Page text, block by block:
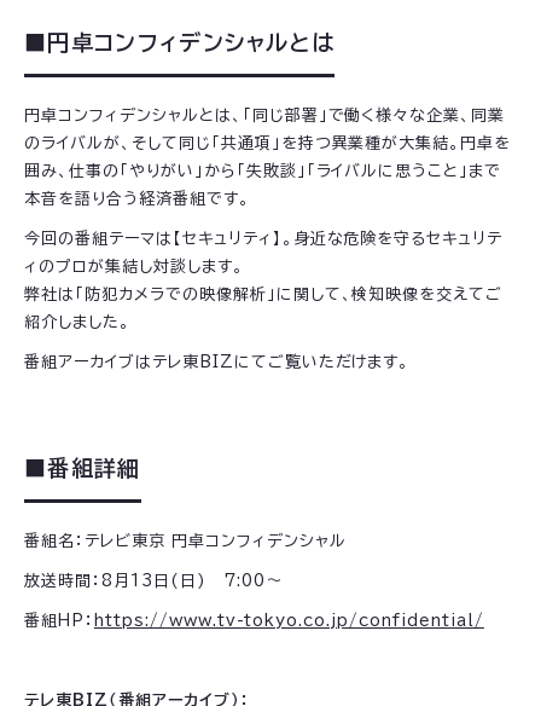
■円卓コンフィデンシャルとは
円卓コンフィデンシャルとは、「同じ部署」で働く様々な企業、同業
のライバルが、そして同じ「共通項」を持つ異業種が大集結。円卓を
囲み、仕事の「やりがい」から「失敗談」「ライバルに思うこと」まで
本音を語り合う経済番組です。
今回の番組テーマは【セキュリティ】。身近な危険を守るセキュリテ
ィのプロが集結し対談します。
弊社は「防犯カメラでの映像解析」に関して、検知映像を交えてご
紹介しました。
番組アーカイブはテレ東BIZにてご覧いただけます。
■番組詳細
番組名：テレビ東京 円卓コンフィデンシャル
放送時間：8月13日(日) 7:00～
番組HP： https://www.tv-tokyo.co.jp/confidential/
テレ東BIZ（番組アーカイブ）：